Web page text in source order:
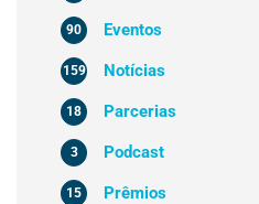
Eventos
90
Notícias
159
Parcerias
18
Podcast
3
Prêmios
15